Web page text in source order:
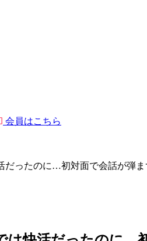
会員はこちら
だったのに…初対面で会話が弾ま